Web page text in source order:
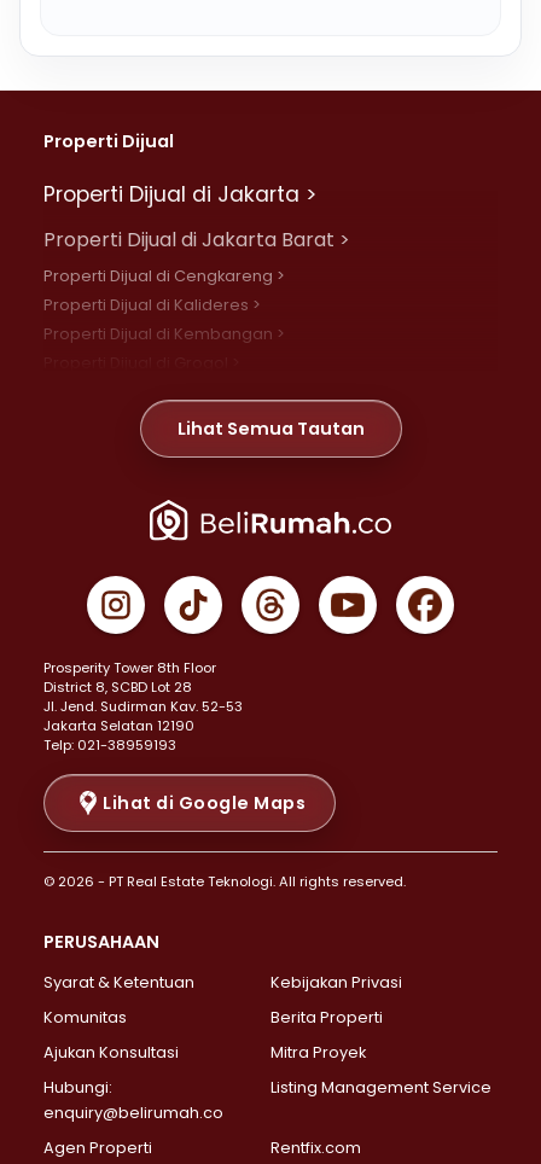
Properti Dijual
Properti Dijual di Jakarta >
Properti Dijual di Jakarta Barat >
Properti Dijual di Cengkareng >
Properti Dijual di Kalideres >
Properti Dijual di Kembangan >
Properti Dijual di Meruya >
Properti Dijual di Jelambar >
Properti Dijual di Jakarta Pusat >
Properti Dijual di Gambir >
Properti Dijual di Johar Baru >
Properti Dijual di Menteng >
Properti Dijual di Senen >
Properti Dijual di Tanah Abang >
Properti Dijual di Cikini >
Properti Dijual di Kramat >
Properti Dijual di Pasar Baru >
Properti Dijual di Bendungan Hilir >
Properti Dijual di Jakarta Selatan >
Properti Dijual di Lebak Bulus >
Properti Dijual di Gandaria Selatan >
Properti Dijual di Pondok Labu >
Properti Dijual di Lenteng Agung >
Properti Dijual di Senayan >
Properti Dijual di Pondok Pinang >
Lihat Semua Tautan
Prosperity Tower 8th Floor
District 8, SCBD Lot 28
JI. Jend. Sudirman Kav. 52-53
Jakarta Selatan 12190
Telp: 021-38959193
Lihat di Google Maps
© 2026 - PT Real Estate Teknologi. All rights reserved.
PERUSAHAAN
Syarat & Ketentuan
Kebijakan Privasi
Komunitas
Berita Properti
Ajukan Konsultasi
Mitra Proyek
Hubungi:
enquiry@belirumah.co
Listing Management Service
Agen Properti Rentfix.com